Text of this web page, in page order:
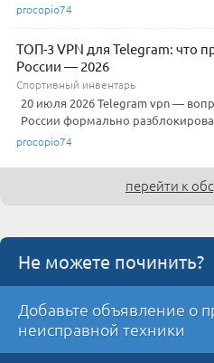
procopio74
ТОП-3 VPN для Telegram: что
России — 2026
Спортивный инвентарь
20 июля 2026 Telegram vpn —
России формально
procopio74
перейти к
Не можете починить?
Добавьте объявление о
неисправной техники